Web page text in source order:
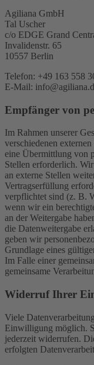
Agiliana GmbH
Tal Uscher
c/o EDGE Grand
Invalidenstr. 65
10557 Berlin
Telefon: +49 163 558
E-Mail:
Empfänger von
Im Rahmen unserer
verschiedenen
eine Übermittlung von
Stellen erforderlich.
an externe Stellen
Vertragserfüllung
verpflichtet sind (z. B.
wenn wir ein
an der Weitergabe
die Datenweitergabe
geben wir
Grundlage eines
Im Falle einer
gemeinsame
Widerruf Ihrer
Viele
Einwilligung möglich.
jederzeit widerrufen.
erfolgten